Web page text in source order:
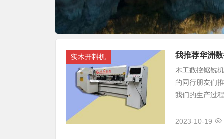
实木开料机 我推荐华洲
木工数控锯铣
的同行朋友们
我们的生产过
2023-10-19